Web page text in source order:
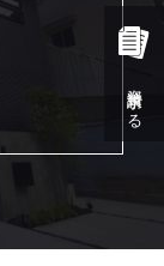
資料請求する